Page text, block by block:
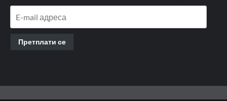
Претплати се